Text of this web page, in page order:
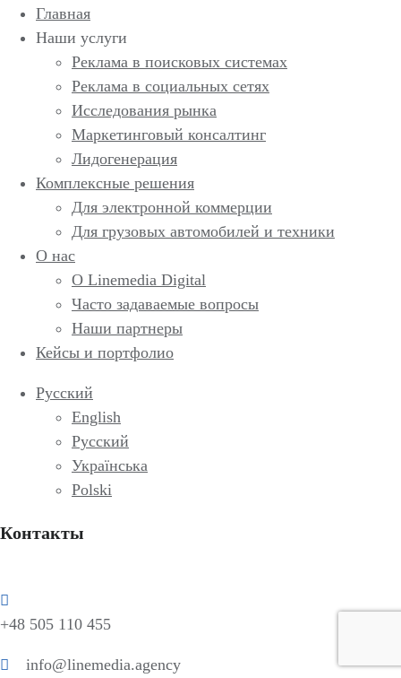
Главная
Наши услуги
Реклама в поисковых системах
Реклама в социальных сетях
Исследования рынка
Маркетинговый консалтинг
Лидогенерация
Комплексные решения
Для электронной коммерции
Для грузовых автомобилей и техники
О нас
О Linemedia Digital
Часто задаваемые вопросы
Наши партнеры
Кейсы и портфолио
Русский
English
Русский
Українська
Polski
Контакты
+48 505 110 455
info@linemedia.agency